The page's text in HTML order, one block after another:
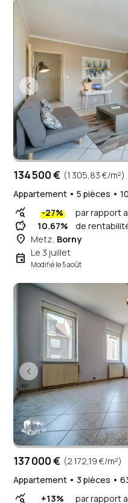
134 500 € (1 305,83 €/m²)
Appartement • 5 pièces •
query_stats -27% par rapport
savings 10.67% de
place Metz, Borny
event Le 3 juillet
Modifié le 5 août
137 000 € (2 172,19 €/m²)
Appartement • 3 pièces •
query_stats +13% par rapport